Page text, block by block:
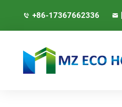
+86-17367662336